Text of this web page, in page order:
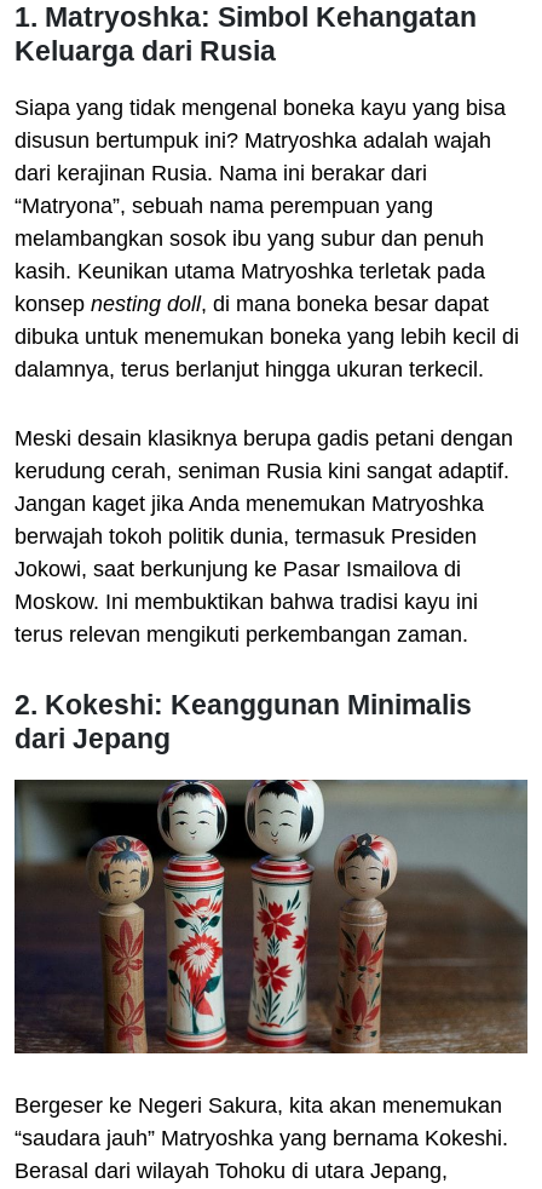
1. Matryoshka: Simbol Kehangatan
Keluarga dari Rusia
Siapa yang tidak mengenal boneka kayu yang bisa
disusun bertumpuk ini? Matryoshka adalah wajah
dari kerajinan Rusia. Nama ini berakar dari
“Matryona”, sebuah nama perempuan yang
melambangkan sosok ibu yang subur dan penuh
kasih. Keunikan utama Matryoshka terletak pada
konsep nesting doll, di mana boneka besar dapat
dibuka untuk menemukan boneka yang lebih kecil di
dalamnya, terus berlanjut hingga ukuran terkecil.
Meski desain klasiknya berupa gadis petani dengan
kerudung cerah, seniman Rusia kini sangat adaptif.
Jangan kaget jika Anda menemukan Matryoshka
berwajah tokoh politik dunia, termasuk Presiden
Jokowi, saat berkunjung ke Pasar Ismailova di
Moskow. Ini membuktikan bahwa tradisi kayu ini
terus relevan mengikuti perkembangan zaman.
2. Kokeshi: Keanggunan Minimalis
dari Jepang
Bergeser ke Negeri Sakura, kita akan menemukan
“saudara jauh” Matryoshka yang bernama Kokeshi.
Berasal dari wilayah Tohoku di utara Jepang,